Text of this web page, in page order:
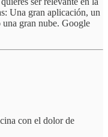
Una gran aplicación, un
gran nube. Google
con el dolor de